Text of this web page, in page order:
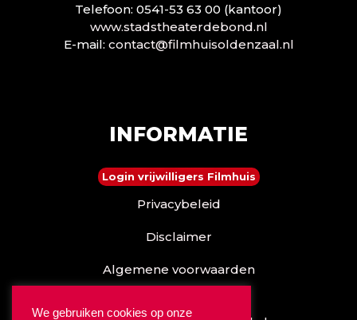
Telefoon: 0541-53 63 00 (kantoor)
www.stadstheaterdebond.nl
E-mail: contact@filmhuisoldenzaal.nl
INFORMATIE
Login vrijwilligers Filmhuis
Privacybeleid
Disclaimer
Algemene voorwaarden
We gebruiken cookies op onze